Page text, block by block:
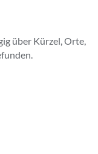
über Kürzel, Orte,